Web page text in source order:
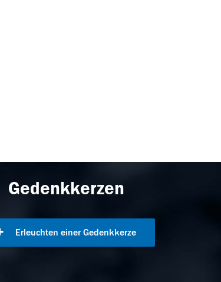
Gedenkkerzen
Erleuchten einer Gedenkkerze